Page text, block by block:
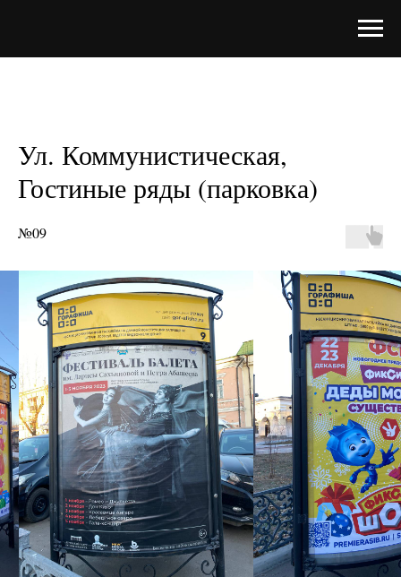
Ул. Коммунистическая,
Гостиные ряды (парковка)
№09